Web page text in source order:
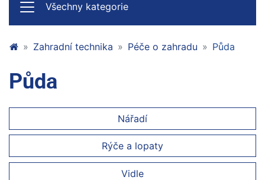
Všechny kategorie
Zahradní technika Péče o zahradu Půda
Půda
Nářadí
Rýče a lopaty
Vidle